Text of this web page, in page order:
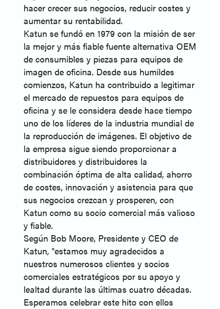
hacer crecer sus negocios, reducir costes y
aumentar su rentabilidad.
Katun se fundó en 1979 con la misión de ser
la mejor y más fiable fuente alternativa OEM
de consumibles y piezas para equipos de
imagen de oficina. Desde sus humildes
comienzos, Katun ha contribuido a legitimar
el mercado de repuestos para equipos de
oficina y se le considera desde hace tiempo
uno de los líderes de la industria mundial de
la reproducción de imágenes. El objetivo de
la empresa sigue siendo proporcionar a
distribuidores y distribuidores la
combinación óptima de alta calidad, ahorro
de costes, innovación y asistencia para que
sus negocios crezcan y prosperen, con
Katun como su socio comercial más valioso
y fiable.
Según Bob Moore, Presidente y CEO de
Katun, "estamos muy agradecidos a
nuestros numerosos clientes y socios
comerciales estratégicos por su apoyo y
lealtad durante las últimas cuatro décadas.
Esperamos celebrar este hito con ellos